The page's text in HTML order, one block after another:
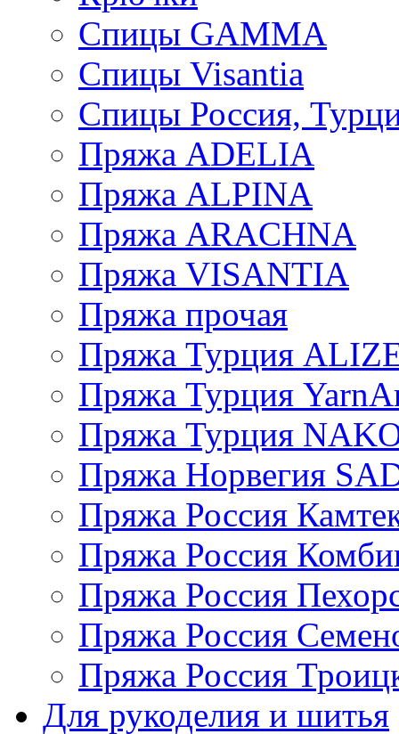
Спицы GAMMA
Спицы Visantia
Спицы Россия,
Пряжа ADELIA
Пряжа ALPINA
Пряжа ARACHNA
Пряжа VISANTIA
Пряжа прочая
Пряжа Турция
Пряжа Турция
Пряжа Турция
Пряжа Норвегия
Пряжа Россия
Пряжа Россия
Пряжа Россия
Пряжа Россия
Пряжа Россия
Для рукоделия и шитья